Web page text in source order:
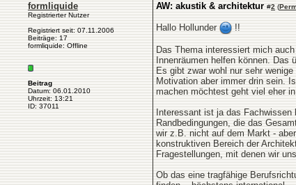
formliquide
Registrierter Nutzer
Registriert seit: 07.11.2006
Beiträge: 17
formliquide: Offline
Beitrag
Datum: 06.01.2010
Uhrzeit: 13:21
ID: 37011
AW: akustik & architektur #2 (
Hallo Hollunder !!
Das Thema interessiert mich
Innenräumen helfen können.
Es gibt zwar wohl nur sehr
Motivation aber immer drin sein.
machen möchtest geht viel eher
Interessant ist ja das
Randbedingungen, die das
wir z.B. nicht auf dem Markt -
konstruktiven Bereich der
Fragestellungen, mit denen wir
Ob das eine tragfähige